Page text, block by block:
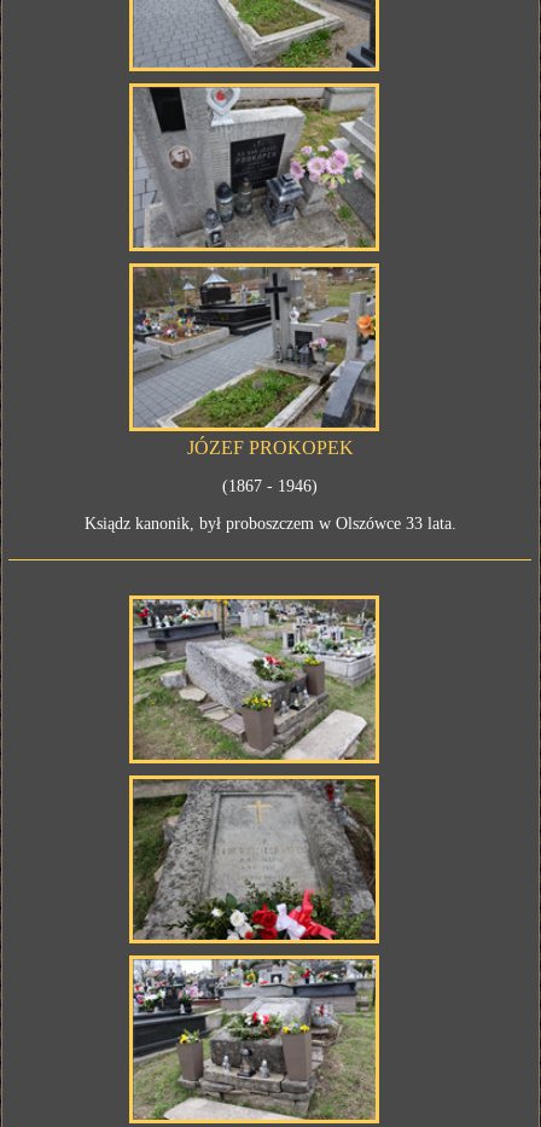
JÓZEF PROKOPEK
(1867 - 1946)
Ksiądz kanonik, był proboszczem w Olszówce 33 lata.